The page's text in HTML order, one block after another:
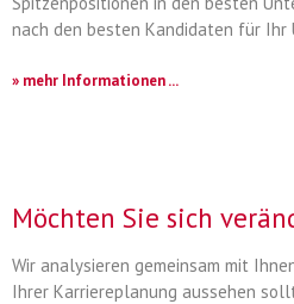
nach den besten Kandidaten für Ihr
» mehr Informationen ...
Möchten Sie sich
Wir analysieren gemeinsam mit
Ihrer Karriereplanung aussehen